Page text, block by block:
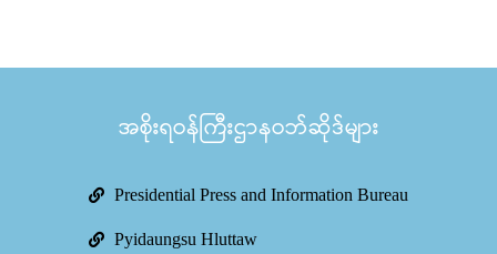
အစိုးရဝန်ကြီးဌာနဝဘ်ဆိုဒ်များ
Presidential Press and Information Bureau
Pyidaungsu Hluttaw